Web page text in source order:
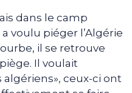
dans le camp
voulu piéger l’Algérie
il se retrouve
Il voulait
algériens», ceux-ci ont